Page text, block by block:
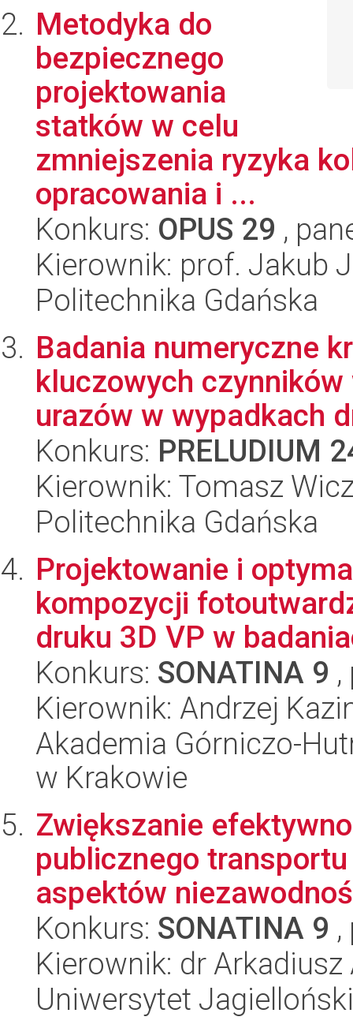
Metodyka do
bezpiecznego
projektowania
statków w celu
zmniejszenia ryzyka
opracowania i ...
Konkurs: OPUS 29 ,
Kierownik: prof. Jakub
Politechnika Gdańska
Badania numeryczne
kluczowych czynników
urazów w wypadkach
Konkurs: PRELUDIUM
Kierownik: Tomasz
Politechnika Gdańska
Projektowanie i
kompozycji
druku 3D VP w
Konkurs: SONATINA 9
Kierownik: Andrzej
Akademia Górniczo-
w Krakowie
Zwiększanie
publicznego
aspektów
Konkurs: SONATINA 9
Kierownik: dr
Uniwersytet Jagielloński